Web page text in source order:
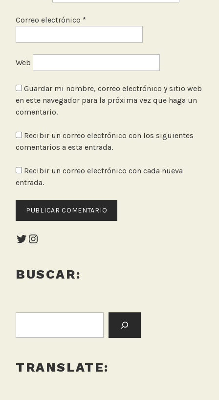
Correo electrónico *
Web
Guardar mi nombre, correo electrónico y sitio web
en este navegador para la próxima vez que haga un
comentario.
Recibir un correo electrónico con los siguientes
comentarios a esta entrada.
Recibir un correo electrónico con cada nueva
entrada.
Twitter
Instagram
BUSCAR:
TRANSLATE: